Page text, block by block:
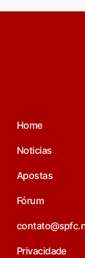
Home
Noticias
Apostas
Fórum
Privacidade